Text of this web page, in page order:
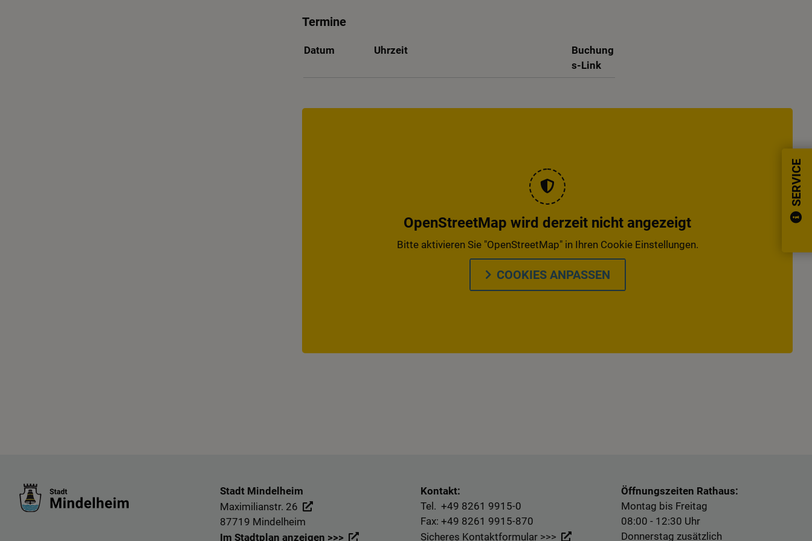
SERVICE
Termine
Datum Uhrzeit
Buchung
s-Link
OpenStreetMap wird derzeit nicht angezeigt
Bitte aktivieren Sie "OpenStreetMap" in Ihren Cookie Einstellungen.
COOKIES ANPASSEN
Stadt Mindelheim
Maximilianstr. 26
87719 Mindelheim
Im Stadtplan anzeigen >>>
Kontakt:
Tel. +49 8261 9915-0
Fax: +49 8261 9915-870
Sicheres Kontaktformular >>>
Öffnungszeiten Rathaus:
Montag bis Freitag
08:00 - 12:30 Uhr
Donnerstag zusätzlich